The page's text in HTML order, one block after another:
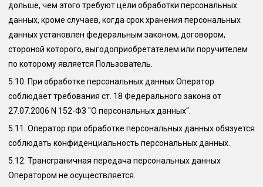
дольше, чем этого требуют цели обработки персональных
данных, кроме случаев, когда срок хранения персональных
данных установлен федеральным законом, договором,
стороной которого, выгодоприобретателем или поручителем
по которому является Пользователь.
5.10. При обработке персональных данных Оператор
соблюдает требования ст. 18 Федерального закона от
27.07.2006 N 152-ФЗ "О персональных данных".
5.11. Оператор при обработке персональных данных обязуется
соблюдать конфиденциальность персональных данных.
5.12. Трансграничная передача персональных данных
Оператором не осуществляется.